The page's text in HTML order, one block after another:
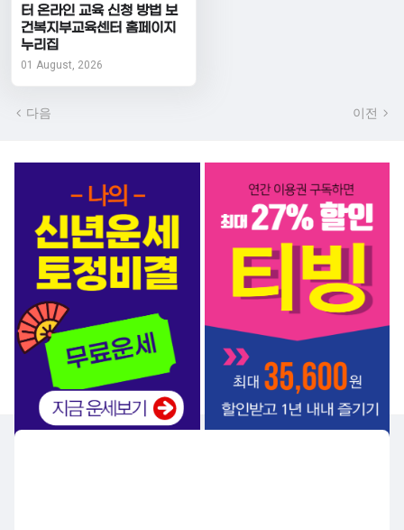
터 온라인 교육 신청 방법 보
건복지부교육센터 홈페이지
누리집
01 August, 2026
다음 이전